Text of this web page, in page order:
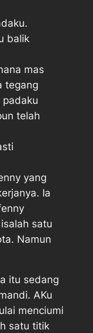
balik
mas
tegang
padaku
telah
yang
Ia
satu
Namun
itu sedang
AKu
menciumi
satu titik